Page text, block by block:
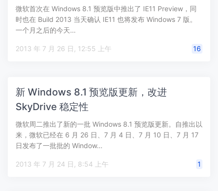
微软首次在 Windows 8.1 预览版中推出了 IE11 Preview，同
时也在 Build 2013 当天确认 IE11 也将发布 Windows 7 版。
一个月之后的今天…
2013 年 7 月 26 日, 12:55 上午 16
新 Windows 8.1 预览版更新，改进
SkyDrive 稳定性
微软周二推出了新的一批 Windows 8.1 预览版更新。自推出以
来，微软已经在 6 月 26 日、7 月 4 日、7 月 10 日、7 月 17
日发布了一批批的 Window…
2013 年 7 月 24 日, 8:54 上午 1